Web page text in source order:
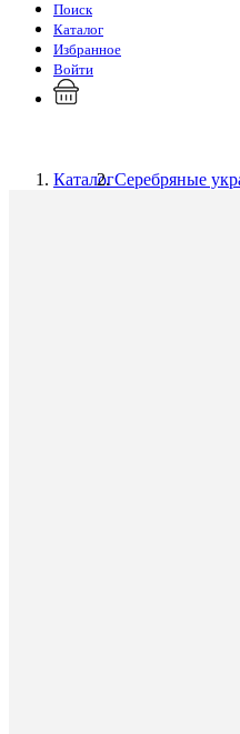
Поиск
Каталог
Избранное
Войти
КаталогСеребряные